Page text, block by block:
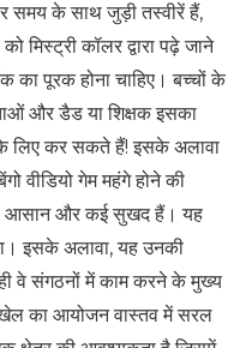
समय के साथ जुड़ी तस्वीरें हैं,
मिस्ट्री कॉलर द्वारा पढ़े जाने
का पूरक होना चाहिए। बच्चों के
और डैड या शिक्षक इसका
लिए कर सकते हैं! इसके अलावा
वीडियो गेम महंगे होने की
आसान और कई सुखद हैं। यह
इसके अलावा, यह उनकी
वे संगठनों में काम करने के मुख्य
खेल का आयोजन वास्तव में सरल